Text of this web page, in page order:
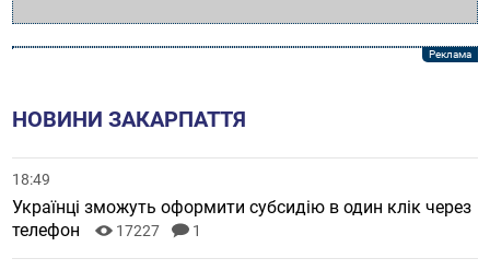
НОВИНИ ЗАКАРПАТТЯ
18:49
Українці зможуть оформити субсидію в один клік через
телефон
17227 1